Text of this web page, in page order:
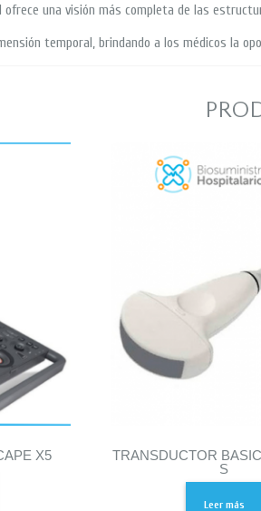
ofrece una visión más completa de las
temporal, brindando a los médicos la
X5
TRANSDUCTOR
S
Leer más